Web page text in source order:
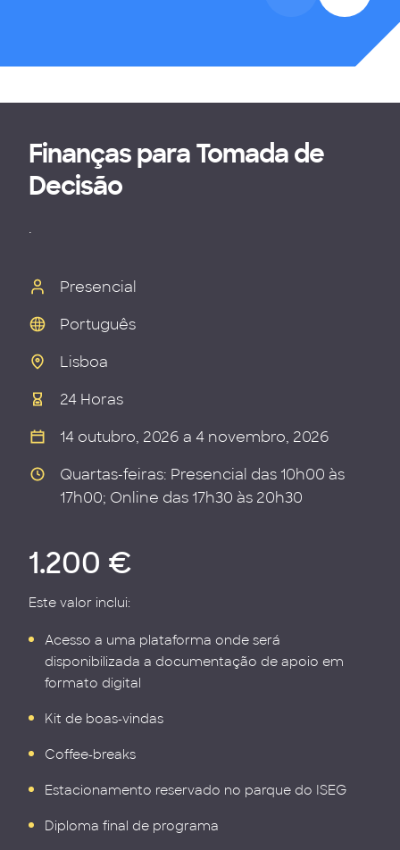
Finanças para Tomada de
Decisão
.
Presencial
Português
Lisboa
24 Horas
14 outubro, 2026 a 4 novembro, 2026
Quartas-feiras: Presencial das 10h00 às
17h00; Online das 17h30 às 20h30
1.200 €
Este valor inclui:
Acesso a uma plataforma onde será
disponibilizada a documentação de apoio em
formato digital
Kit de boas-vindas
Coffee-breaks
Estacionamento reservado no parque do ISEG
Diploma final de programa